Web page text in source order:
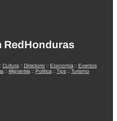
RedHonduras
Cultura :: Directorio :: Economía :: Eventos
:: Migrantes :: Política :: Tips :: Turismo